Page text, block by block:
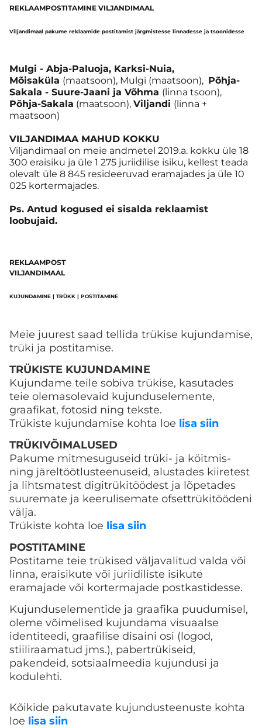
REKLAAMPOSTITAMINE VILJANDIMAAL
Viljandimaal pakume reklaamide postitamist järgmistesse linnadesse ja tsoonidesse
Mulgi - Abja-Paluoja, Karksi-Nuia,
Mõisaküla (maatsoon), Mulgi (maatsoon), Põhja-
Sakala - Suure-Jaani ja Võhma (linna tsoon),
Põhja-Sakala (maatsoon), Viljandi (linna +
maatsoon)
VILJANDIMAA MAHUD KOKKU
Viljandimaal on meie andmetel 2019.a. kokku üle 18
300 eraisiku ja üle 1 275 juriidilise isiku, kellest teada
olevalt üle 8 845 resideeruvad eramajades ja üle 10
025 kortermajades.
Ps. Antud kogused ei sisalda reklaamist
loobujaid.
REKLAAMPOST
VILJANDIMAAL
KUJUNDAMINE | TRÜKK | POSTITAMINE
Meie juurest saad tellida trükise kujundamise,
trüki ja postitamise.
TRÜKISTE KUJUNDAMINE
Kujundame teile sobiva trükise, kasutades
teie olemasolevaid kujunduselemente,
graafikat, fotosid ning tekste.
Trükiste kujundamise kohta loe lisa siin
TRÜKIVÕIMALUSED
Pakume mitmesuguseid trüki- ja köitmis-
ning järeltöötlusteenuseid, alustades kiiretest
ja lihtsmatest digitrükitöödest ja lõpetades
suuremate ja keerulisemate ofsettrükitöödeni
välja.
Trükiste kohta loe lisa siin
POSTITAMINE
Postitame teie trükised väljavalitud valda või
linna, eraisikute või juriidiliste isikute
eramajade või kortermajade postkastidesse.
Kujunduselementide ja graafika puudumisel,
oleme võimelised kujundama visuaalse
identiteedi, graafilise disaini osi (logod,
stiiliraamatud jms.), pabertrükiseid,
pakendeid, sotsiaalmeedia kujundusi ja
kodulehti.
Kõikide pakutavate kujundusteenuste kohta
loe lisa siin